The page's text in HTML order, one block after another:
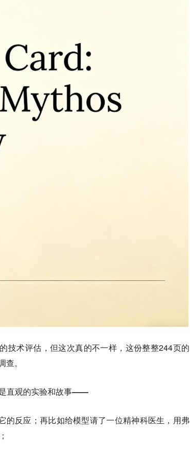
技术评估，但这次真的不一样，这份整整244页的
。
直观的实验和故事——
的反应；再比如给模型请了一位精神科医生，用弗